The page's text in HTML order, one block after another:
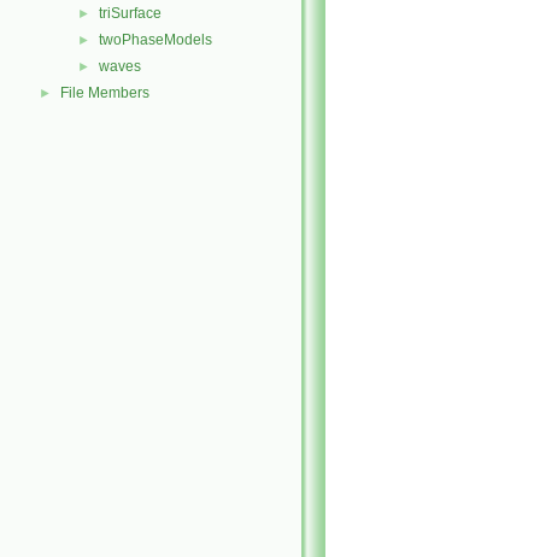
► triSurface
► twoPhaseModels
► waves
► File Members